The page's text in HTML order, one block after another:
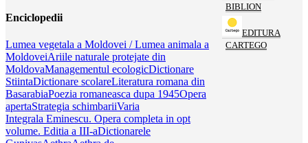
Enciclopedii
Lumea vegetala a Moldovei / Lumea animala a
MoldoveiAriile naturale protejate din
MoldovaManagementul ecologicDictionare
StiintaDictionare scolareLiteratura romana din
BasarabiaPoezia romaneasca dupa 1945Opera
apertaStrategia schimbariiVaria
Integrala Eminescu. Opera completa in opt
volume. Editia a III-aDictionarele
BIBLION
EDITURA
CARTEGO